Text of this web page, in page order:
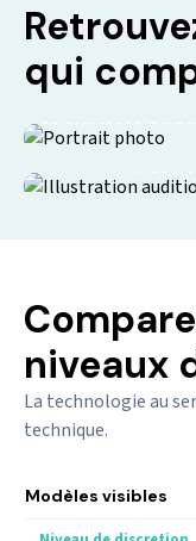
qui
niveaux
La technologie au
technique.
Modèles visibles